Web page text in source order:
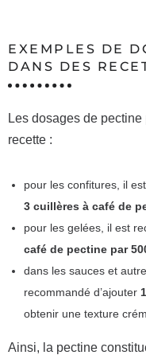
EXEMPLES DE
DANS DES
Les dosages de
recette :
pour les confitures, il
3 cuillères à café de
pour les gelées, il est
café de pectine par
dans les sauces et
recommandé d’ajouter
obtenir une texture
Ainsi, la pectine